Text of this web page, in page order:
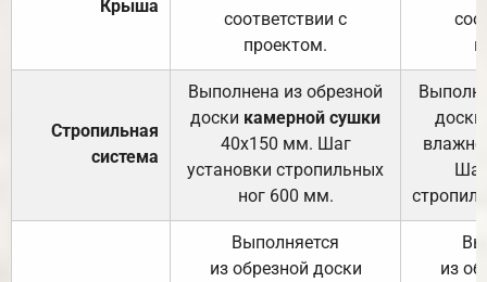
Крыша
соответствии с
проектом.
Стропильная
система
Выполнена из обрезной
доски камерной сушки
40х150 мм. Шаг
установки стропильных
ног 600 мм.
доски
Выполняется
из обрезной доски
из